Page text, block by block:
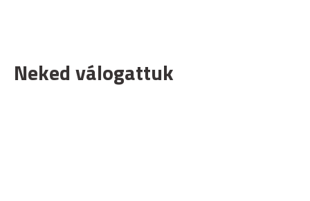
Neked válogattuk